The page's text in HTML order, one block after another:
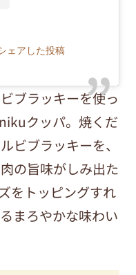
ェアした投稿
ブラッキーを使っ
クッパ。焼くだ
ビブラッキーを、
の旨味がしみ出た
をトッピングすれ
まろやかな味わい